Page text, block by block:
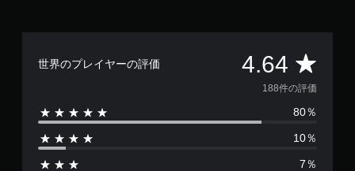
世界のプレイヤーの評価 4.64 評
価
数
は
188件の評価
80％
10％
7％